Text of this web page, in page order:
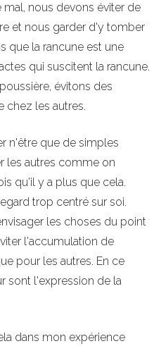
mal, nous devons éviter de
et nous garder d'y tomber
que la rancune est une
qui suscitent la rancune.
évitons des
chez les autres.
n'être que de simples
les autres comme on
qu'il y a plus que cela.
trop centré sur soi.
les choses du point
l'accumulation de
pour les autres. En ce
sont l'expression de la
dans mon expérience